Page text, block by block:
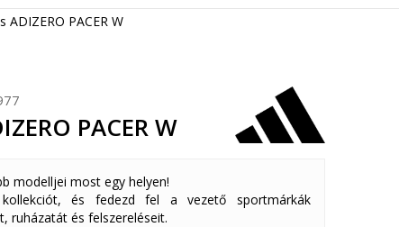
ADIZERO PACER W
PACER W
modelljei most egy helyen!
és fedezd fel a vezető sportmárkák
ruházatát és felszereléseit.